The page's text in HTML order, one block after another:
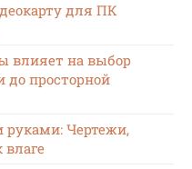
для ПК
влияет на выбор
до просторной
Чертежи,
влаге